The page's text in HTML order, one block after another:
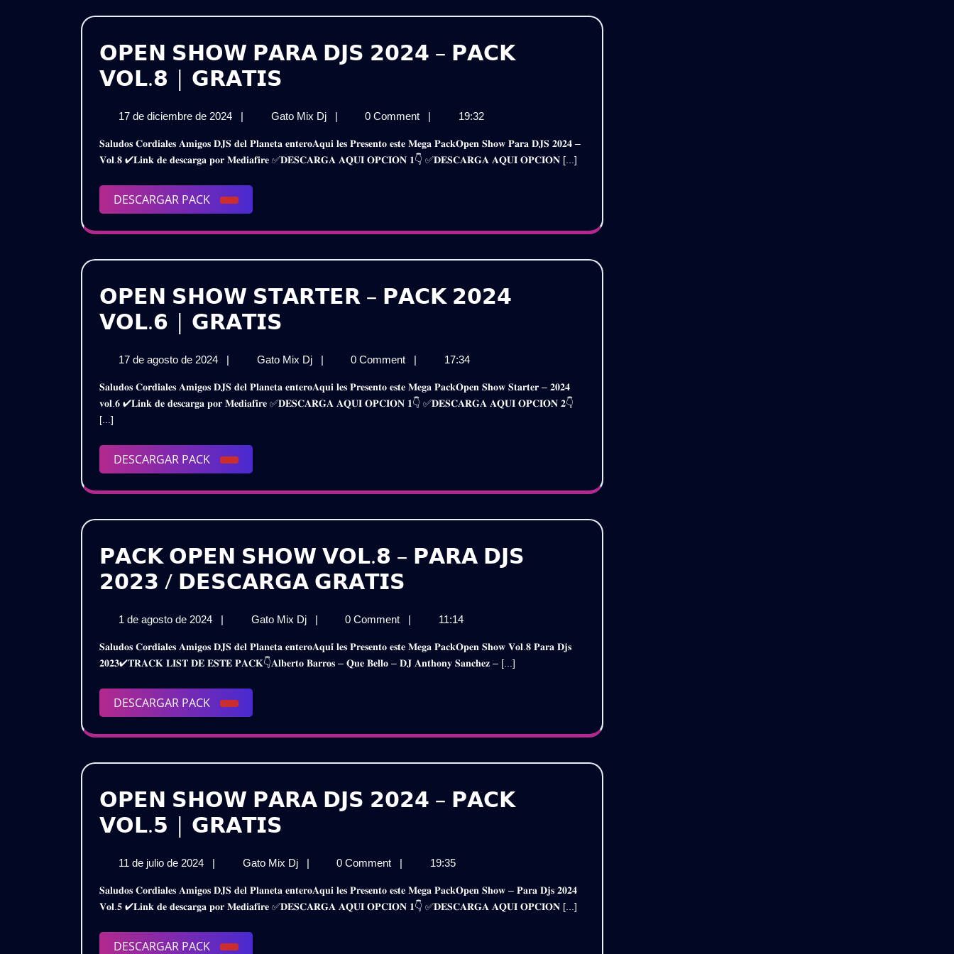
𝗢𝗣𝗘𝗡 𝗦𝗛𝗢𝗪 𝗣𝗔𝗥𝗔 𝗗𝗝𝗦 𝟮𝟬𝟮𝟰 – 𝗣𝗔𝗖𝗞
𝗩𝗢𝗟.𝟴 | 𝗚𝗥𝗔𝗧𝗜𝗦
𝗣𝗔𝗥𝗔
𝗗𝗝𝗦
𝗣𝗔𝗖𝗞
𝗩𝗢𝗟.𝟴
|
𝗚𝗥𝗔𝗧𝗜𝗦
17 de diciembre de 2024
17
diciembre
de
| Gato Mix Dj
𝗢𝗣𝗘𝗡
𝗣𝗔𝗥𝗔
𝗗𝗝𝗦
| 0 Comment | 19:32
𝐒𝐚𝐥𝐮𝐝𝐨𝐬 𝐂𝐨𝐫𝐝𝐢𝐚𝐥𝐞𝐬 𝐀𝐦𝐢𝐠𝐨𝐬 𝐃𝐉𝐒 𝐝𝐞𝐥 𝐏𝐥𝐚𝐧𝐞𝐭𝐚 𝐞𝐧𝐭𝐞𝐫𝐨𝐀𝐪𝐮𝐢 𝐥𝐞𝐬 𝐏𝐫𝐞𝐬𝐞𝐧𝐭𝐨 𝐞𝐬𝐭𝐞 𝐌𝐞𝐠𝐚 𝐏𝐚𝐜𝐤𝐎𝐩𝐞𝐧 𝐒𝐡𝐨𝐰 𝐏𝐚𝐫𝐚 𝐃𝐉𝐒 𝟐𝟎𝟐𝟒 –
𝐕𝐨𝐥.𝟖 ✔𝐋𝐢𝐧𝐤 𝐝𝐞 𝐝𝐞𝐬𝐜𝐚𝐫𝐠𝐚 𝐩𝐨𝐫 𝐌𝐞𝐝𝐢𝐚𝐟𝐢𝐫𝐞 ✅𝐃𝐄𝐒𝐂𝐀𝐑𝐆𝐀 𝐀𝐐𝐔𝐈 𝐎𝐏𝐂𝐈𝐎𝐍 𝟏👇 ✅𝐃𝐄𝐒𝐂𝐀𝐑𝐆𝐀 𝐀𝐐𝐔𝐈 𝐎𝐏𝐂𝐈𝐎𝐍 [...]
DESCARGAR PACK
DESCARGAR
PACK
𝗢𝗣𝗘𝗡 𝗦𝗛𝗢𝗪 𝗦𝗧𝗔𝗥𝗧𝗘𝗥 – 𝗣𝗔𝗖𝗞 𝟮𝟬𝟮𝟰
𝗩𝗢𝗟.𝟲 | 𝗚𝗥𝗔𝗧𝗜𝗦
𝗦𝗧𝗔𝗥𝗧𝗘𝗥
–
|
𝗚𝗥𝗔𝗧𝗜𝗦
17 de agosto de 2024
17
agosto
de
| Gato Mix Dj
𝗢𝗣𝗘𝗡
𝗦𝗧𝗔𝗥𝗧𝗘𝗥
–
| 0 Comment | 17:34
𝐒𝐚𝐥𝐮𝐝𝐨𝐬 𝐂𝐨𝐫𝐝𝐢𝐚𝐥𝐞𝐬 𝐀𝐦𝐢𝐠𝐨𝐬 𝐃𝐉𝐒 𝐝𝐞𝐥 𝐏𝐥𝐚𝐧𝐞𝐭𝐚 𝐞𝐧𝐭𝐞𝐫𝐨𝐀𝐪𝐮𝐢 𝐥𝐞𝐬 𝐏𝐫𝐞𝐬𝐞𝐧𝐭𝐨 𝐞𝐬𝐭𝐞 𝐌𝐞𝐠𝐚 𝐏𝐚𝐜𝐤𝐎𝐩𝐞𝐧 𝐒𝐡𝐨𝐰 𝐒𝐭𝐚𝐫𝐭𝐞𝐫 – 𝟐𝟎𝟐𝟒
𝐯𝐨𝐥.𝟔 ✔𝐋𝐢𝐧𝐤 𝐝𝐞 𝐝𝐞𝐬𝐜𝐚𝐫𝐠𝐚 𝐩𝐨𝐫 𝐌𝐞𝐝𝐢𝐚𝐟𝐢𝐫𝐞 ✅𝐃𝐄𝐒𝐂𝐀𝐑𝐆𝐀 𝐀𝐐𝐔𝐈 𝐎𝐏𝐂𝐈𝐎𝐍 𝟏👇 ✅𝐃𝐄𝐒𝐂𝐀𝐑𝐆𝐀 𝐀𝐐𝐔𝐈 𝐎𝐏𝐂𝐈𝐎𝐍 𝟐👇
[...]
DESCARGAR PACK
DESCARGAR
PACK
𝗣𝗔𝗖𝗞 𝗢𝗣𝗘𝗡 𝗦𝗛𝗢𝗪 𝗩𝗢𝗟.𝟴 – 𝗣𝗔𝗥𝗔 𝗗𝗝𝗦
𝟮𝟬𝟮𝟯 / 𝗗𝗘𝗦𝗖𝗔𝗥𝗚𝗔 𝗚𝗥𝗔𝗧𝗜𝗦
𝗦𝗛𝗢𝗪
𝗩𝗢𝗟.𝟴
𝗗𝗝𝗦
𝟮𝟬𝟮𝟯
/
𝗗𝗘𝗦𝗖𝗔𝗥𝗚𝗔
1 de agosto de 2024
agosto
de
| Gato Mix Dj
𝗣𝗔𝗖𝗞
𝗦𝗛𝗢𝗪
𝗩𝗢𝗟.𝟴
| 0 Comment | 11:14
𝐒𝐚𝐥𝐮𝐝𝐨𝐬 𝐂𝐨𝐫𝐝𝐢𝐚𝐥𝐞𝐬 𝐀𝐦𝐢𝐠𝐨𝐬 𝐃𝐉𝐒 𝐝𝐞𝐥 𝐏𝐥𝐚𝐧𝐞𝐭𝐚 𝐞𝐧𝐭𝐞𝐫𝐨𝐀𝐪𝐮𝐢́ 𝐥𝐞𝐬 𝐏𝐫𝐞𝐬𝐞𝐧𝐭𝐨 𝐞𝐬𝐭𝐞 𝐌𝐞𝐠𝐚 𝐏𝐚𝐜𝐤𝐎𝐩𝐞𝐧 𝐒𝐡𝐨𝐰 𝐕𝐨𝐥.𝟖 𝐏𝐚𝐫𝐚 𝐃𝐣𝐬
𝟐𝟎𝟐𝟑✔𝐓𝐑𝐀𝐂𝐊 𝐋𝐈𝐒𝐓 𝐃𝐄 𝐄𝐒𝐓𝐄 𝐏𝐀𝐂𝐊👇𝐀𝐥𝐛𝐞𝐫𝐭𝐨 𝐁𝐚𝐫𝐫𝐨𝐬 – 𝐐𝐮𝐞 𝐁𝐞𝐥𝐥𝐨 – 𝐃𝐉 𝐀𝐧𝐭𝐡𝐨𝐧𝐲 𝐒𝐚𝐧𝐜𝐡𝐞𝐳 – [...]
DESCARGAR PACK
DESCARGAR
PACK
𝗢𝗣𝗘𝗡 𝗦𝗛𝗢𝗪 𝗣𝗔𝗥𝗔 𝗗𝗝𝗦 𝟮𝟬𝟮𝟰 – 𝗣𝗔𝗖𝗞
𝗩𝗢𝗟.𝟱 | 𝗚𝗥𝗔𝗧𝗜𝗦
𝗣𝗔𝗥𝗔
𝗗𝗝𝗦
11 de julio de 2024
11
julio
de
| Gato Mix Dj
𝗢𝗣𝗘𝗡
𝗣𝗔𝗥𝗔
𝗗𝗝𝗦
| 0 Comment | 19:35
𝐒𝐚𝐥𝐮𝐝𝐨𝐬 𝐂𝐨𝐫𝐝𝐢𝐚𝐥𝐞𝐬 𝐀𝐦𝐢𝐠𝐨𝐬 𝐃𝐉𝐒 𝐝𝐞𝐥 𝐏𝐥𝐚𝐧𝐞𝐭𝐚 𝐞𝐧𝐭𝐞𝐫𝐨𝐀𝐪𝐮𝐢 𝐥𝐞𝐬 𝐏𝐫𝐞𝐬𝐞𝐧𝐭𝐨 𝐞𝐬𝐭𝐞 𝐌𝐞𝐠𝐚 𝐏𝐚𝐜𝐤𝐎𝐩𝐞𝐧 𝐒𝐡𝐨𝐰 – 𝐏𝐚𝐫𝐚 𝐃𝐣𝐬 𝟐𝟎𝟐𝟒
𝐕𝐨𝐥.𝟓 ✔𝐋𝐢𝐧𝐤 𝐝𝐞 𝐝𝐞𝐬𝐜𝐚𝐫𝐠𝐚 𝐩𝐨𝐫 𝐌𝐞𝐝𝐢𝐚𝐟𝐢𝐫𝐞 ✅𝐃𝐄𝐒𝐂𝐀𝐑𝐆𝐀 𝐀𝐐𝐔𝐈 𝐎𝐏𝐂𝐈𝐎𝐍 𝟏👇 ✅𝐃𝐄𝐒𝐂𝐀𝐑𝐆𝐀 𝐀𝐐𝐔𝐈 𝐎𝐏𝐂𝐈𝐎𝐍 [...]
DESCARGAR PACK DESCARGAR